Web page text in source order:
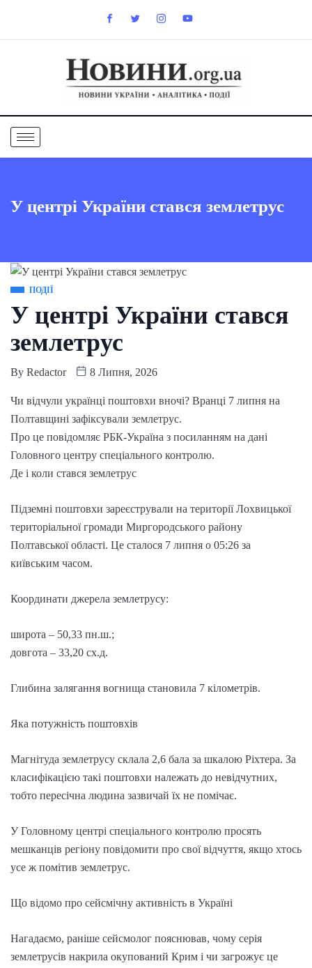
У центрі України стався землетрус
ПОДІЇ
У центрі України стався
землетрус
By Redactor 8 Липня, 2026
Чи відчули українці поштовхи вночі? Вранці 7 липня на
Полтавщині зафіксували землетрус.
Про це повідомляє РБК-Україна з посиланням на дані
Головного центру спеціального контролю.
Де і коли стався землетрус
Підземні поштовхи зареєстрували на території Лохвицької
територіальної громади Миргородського району
Полтавської області. Це сталося 7 липня о 05:26 за
київським часом.
Координати джерела землетрусу:
широта – 50,33 пн.ш.;
довгота – 33,20 сх.д.
Глибина залягання вогнища становила 7 кілометрів.
Яка потужність поштовхів
Магнітуда землетрусу склала 2,6 бала за шкалою Ріхтера. За
класифікацією такі поштовхи належать до невідчутних,
тобто пересічна людина зазвичай їх не помічає.
У Головному центрі спеціального контролю просять
мешканців регіону повідомити про свої відчуття, якщо хтось
усе ж помітив землетрус.
Що відомо про сейсмічну активність в Україні
Нагадаємо, раніше сейсмолог пояснював, чому серія
землетрусів накрила окупований Крим і чи загрожує це